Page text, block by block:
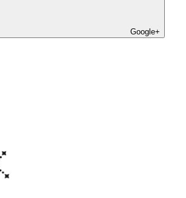
Google+